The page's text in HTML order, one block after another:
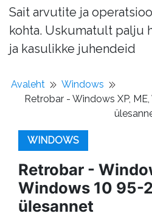
Sait arvutite ja
kohta. Uskumatult palju
ja kasulikke juhendeid
Avaleht
Windows
Retrobar - Windows XP,
WINDOWS
Retrobar -
Windows 10 95-
ülesannet